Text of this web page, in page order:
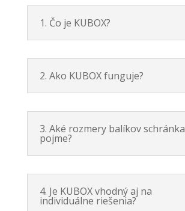
1. Čo je KUBOX?
2. Ako KUBOX funguje?
3. Aké rozmery balíkov schránka
pojme?
4. Je KUBOX vhodný aj na
individuálne riešenia?